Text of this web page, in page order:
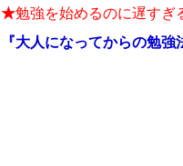
★勉強を始めるのに遅す
『大人になってからの勉強